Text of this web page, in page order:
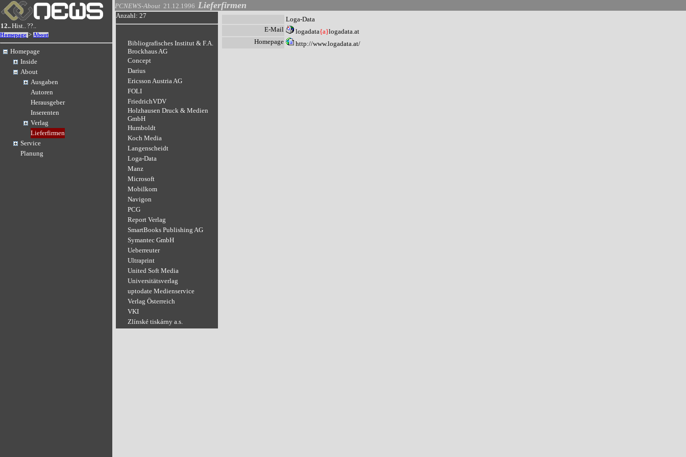
12..Hist..??..
Homepage > About
Homepage
Inside
About
Ausgaben
Autoren
Herausgeber
Inserenten
Verlag
Lieferfirmen
Service
Planung
PCNEWS-About 21.12.1996 Lieferfirmen
Anzahl: 27
Bibliografisches Institut & F.A.
Brockhaus AG
Concept
Darius
Ericsson Austria AG
FOLI
FriedrichVDV
Holzhausen Druck & Medien
GmbH
Humboldt
Koch Media
Langenscheidt
Loga-Data
Manz
Microsoft
Mobilkom
Navigon
PCG
Report Verlag
SmartBooks Publishing AG
Symantec GmbH
Ueberreuter
Ultraprint
United Soft Media
Universitätsverlag
uptodate Medienservice
Verlag Österreich
VKI
Zlínské tiskárny a.s.
Loga-Data
E-Mail
logadata{a}logadata.at
Homepage
http://www.logadata.at/